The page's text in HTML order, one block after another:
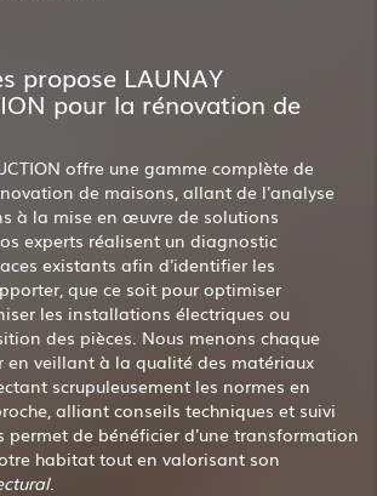
propose LAUNAY
pour la rénovation de
offre une gamme complète de
de maisons, allant de l'analyse
à la mise en œuvre de solutions
experts réalisent un diagnostic
existants afin d'identifier les
que ce soit pour optimiser
les installations électriques ou
des pièces. Nous menons chaque
en veillant à la qualité des matériaux
scrupuleusement les normes en
alliant conseils techniques et suivi
permet de bénéficier d'une transformation
habitat tout en valorisant son
.